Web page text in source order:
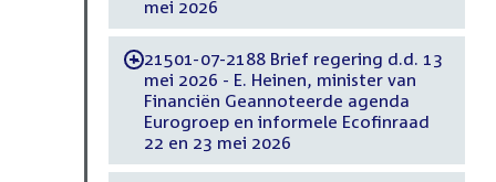
mei 2026
-21501-07-2188 Brief regering d.d. 13
mei 2026 - E. Heinen, minister van
Financiën Geannoteerde agenda
Eurogroep en informele Ecofinraad
22 en 23 mei 2026